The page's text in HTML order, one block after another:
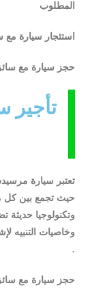
المطلوب
استئجار سيارة
حجز سيارة مع
حيث تجمع بين كل
وتكنولوجيا حديثة
وخاصيات التنبيه
.
حجز سيارة مع